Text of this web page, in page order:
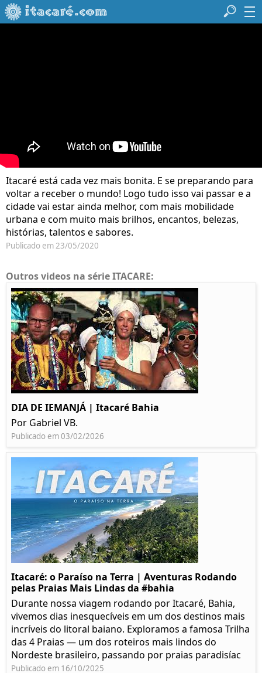
Itacaré está cada vez mais bonita. E se preparando para
voltar a receber o mundo! Logo tudo isso vai passar e a
cidade vai estar ainda melhor, com mais mobilidade
urbana e com muito mais brilhos, encantos, belezas,
histórias, talentos e sabores.
Publicado em 23/05/2020
Outros videos na série ITACARE:
DIA DE IEMANJÁ | Itacaré Bahia
Por Gabriel VB.
Publicado em 03/02/2026
Itacaré: o Paraíso na Terra | Aventuras Rodando
pelas Praias Mais Lindas da #bahia
Durante nossa viagem rodando por Itacaré, Bahia,
vivemos dias inesquecíveis em um dos destinos mais
incríveis do litoral baiano. Exploramos a famosa Trilha
das 4 Praias — um dos roteiros mais lindos do
Nordeste brasileiro, passando por praias paradisíac
Publicado em 16/10/2025